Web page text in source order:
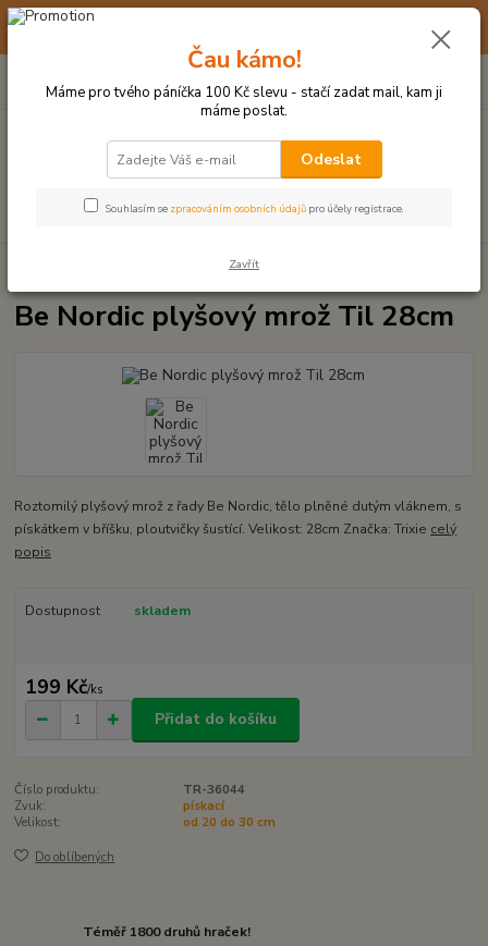
☀️ 10. - 14. SRPNA 2026 MÁME DOVOLENOU ☀️ OBJEDNÁVKY
Hledat
po–pá: 9–17 hod.
za0 Kč
PLYŠOVÉ A TEXTILNÍ HRAČKY
Be Nordic plyšový mrož Til 28cm
Roztomilý plyšový mrož z řady Be Nordic, tělo plněné dutým vláknem, s
pískátkem v bříšku, ploutvičky šustící. Velikost: 28cm Značka: Trixie celý
popis
Dostupnost skladem
199 Kč/ks
Přidat do košíku
Číslo produktu:
TR-36044
Zvuk:
pískací
Velikost:
od 20 do 30 cm
Do oblíbených
Téměř 1800 druhů hraček!
Čau kámo!
Máme pro tvého páníčka 100 Kč slevu - stačí zadat mail, kam ji
máme poslat.
Odeslat
Souhlasím se zpracováním osobních údajů pro účely registrace.
Zavřít